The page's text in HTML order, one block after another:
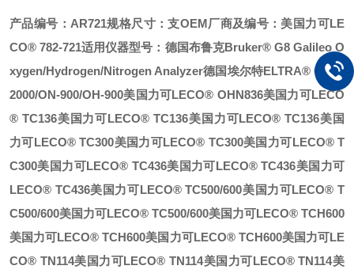
产品编号：AR721规格尺寸：支OEM厂商及编号：美国力可LE
CO® 782-721适用仪器型号： 德国布鲁克Bruker® G8 Galileo O
xygen/Hydrogen/Nitrogen Analyzer德国埃尔特ELTRA® OHN-
2000/ON-900/OH-900美国力可LECO® OHN836美国力可LECO
® TC136美国力可LECO® TC136美国力可LECO® TC136美国
力可LECO® TC300美国力可LECO® TC300美国力可LECO® T
C300美国力可LECO® TC436美国力可LECO® TC436美国力可
LECO® TC436美国力可LECO® TC500/600美国力可LECO® T
C500/600美国力可LECO® TC500/600美国力可LECO® TCH600
美国力可LECO® TCH600美国力可LECO® TCH600美国力可LE
CO® TN114美国力可LECO® TN114美国力可LECO® TN114美